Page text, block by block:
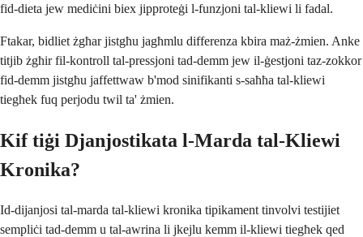
fid-dieta jew mediċini biex jipproteġi l-funzjoni tal-kliewi li fadal.
Ftakar, bidliet żgħar jistgħu jagħmlu differenza kbira maż-żmien. Anke
titjib żgħir fil-kontroll tal-pressjoni tad-demm jew il-ġestjoni taz-zokkor
fid-demm jistgħu jaffettwaw b'mod sinifikanti s-saħħa tal-kliewi
tiegħek fuq perjodu twil ta' żmien.
Kif tiġi Djanjostikata l-Marda tal-Kliewi
Kronika?
Id-dijanjosi tal-marda tal-kliewi kronika tipikament tinvolvi testijiet
sempliċi tad-demm u tal-awrina li jkejlu kemm il-kliewi tiegħek qed